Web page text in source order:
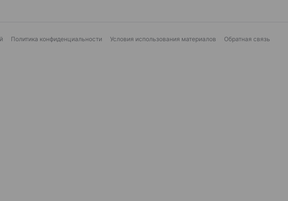
Политика конфиденциальности Условия использования материалов Обратная связь